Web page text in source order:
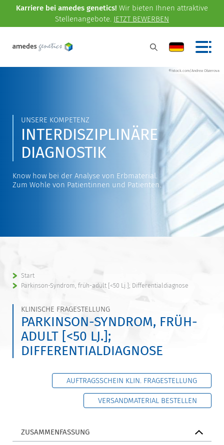
Karriere bei amedes genetics! Wir bieten Ihnen attraktive
Stellenangebote. JETZT BEWERBEN
©istock.com/Andrea Obzerova
UNSERE KOMPETENZ
INTERDISZIPLINÄRE
DIAGNOSTIK
Know how bei der Analyse von Erbmaterial.
Zum Wohle von Patientinnen und Patienten.
Start
Parkinson-Syndrom, früh-adult [<50 Lj.]; Differentialdiagnose
KLINISCHE FRAGESTELLUNG
PARKINSON-SYNDROM, FRÜH-
ADULT [<50 LJ.];
DIFFERENTIALDIAGNOSE
AUFTRAGSSCHEIN KLIN. FRAGESTELLUNG
VERSANDMATERIAL BESTELLEN
ZUSAMMENFASSUNG